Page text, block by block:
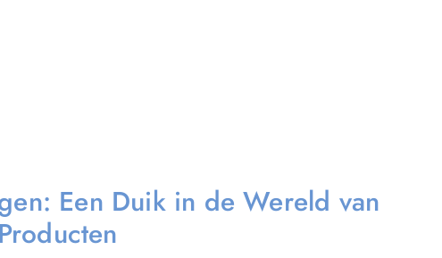
Een Duik in de Wereld van